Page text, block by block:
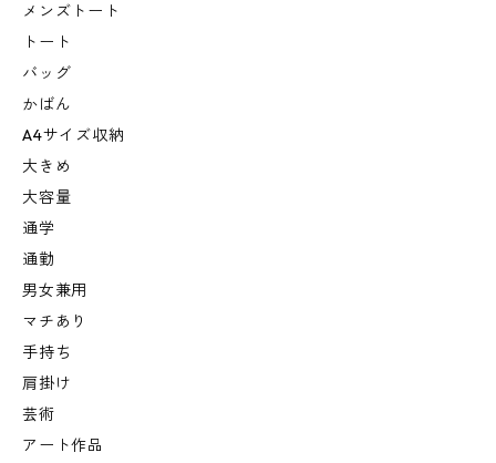
メンズトート
トート
バッグ
かばん
A4サイズ収納
大きめ
大容量
通学
通勤
男女兼用
マチあり
手持ち
肩掛け
芸術
アート作品